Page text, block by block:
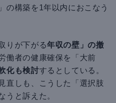
の構築を1年以内におこなう
りが下がる年収の壁」の撤
働者の健康確保を「大前
化も検討するとしている。
直しも、こうした「選択肢
うと訴えた。